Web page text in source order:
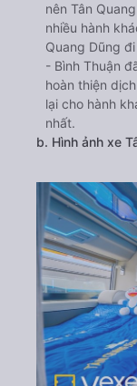
nên Tân
nhiều hành
Quang Dũng
- Bình Thuận
hoàn thiện
lại cho hành
nhất.
b. Hình ảnh xe